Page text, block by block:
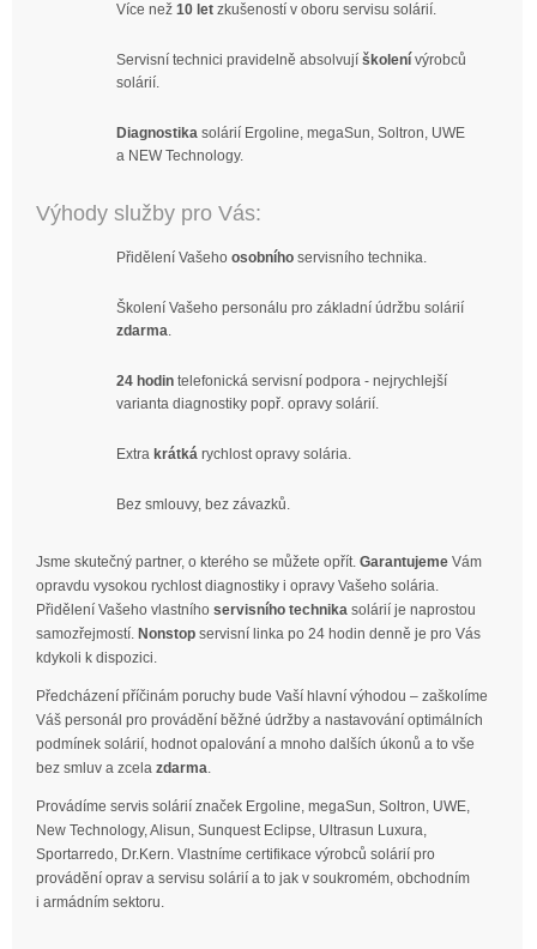
Více než 10 let zkušeností v oboru servisu solárií.
Servisní technici pravidelně absolvují školení výrobců
solárií.
Diagnostika solárií Ergoline, megaSun, Soltron, UWE
a NEW Technology.
Výhody služby pro Vás:
Přidělení Vašeho osobního servisního technika.
Školení Vašeho personálu pro základní údržbu solárií
zdarma.
24 hodin telefonická servisní podpora - nejrychlejší
varianta diagnostiky popř. opravy solárií.
Extra krátká rychlost opravy solária.
Bez smlouvy, bez závazků.
Jsme skutečný partner, o kterého se můžete opřít. Garantujeme Vám
opravdu vysokou rychlost diagnostiky i opravy Vašeho solária.
Přidělení Vašeho vlastního servisního technika solárií je naprostou
samozřejmostí. Nonstop servisní linka po 24 hodin denně je pro Vás
kdykoli k dispozici.
Předcházení příčinám poruchy bude Vaší hlavní výhodou – zaškolíme
Váš personál pro provádění běžné údržby a nastavování optimálních
podmínek solárií, hodnot opalování a mnoho dalších úkonů a to vše
bez smluv a zcela zdarma.
Provádíme servis solárií značek Ergoline, megaSun, Soltron, UWE,
New Technology, Alisun, Sunquest Eclipse, Ultrasun Luxura,
Sportarredo, Dr.Kern. Vlastníme certifikace výrobců solárií pro
provádění oprav a servisu solárií a to jak v soukromém, obchodním
i armádním sektoru.